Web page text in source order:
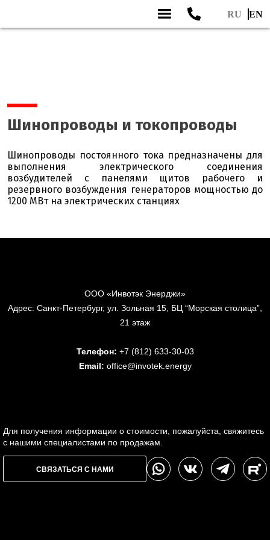
content
RU EN
Шинопроводы и токопроводы
Шинопроводы постоянного тока предназначены для
выполнения электрического соединения
возбудителей с панелями щитов рабочего и
резервного возбуждения генераторов мощностью до
1200 МВт на электрических станциях
ООО «Инвотэк Энерджи»
Адрес: Санкт-Петербург, ул. Зольная 15, БЦ “Морская столица”,
21 этаж
Телефон: +7 (812) 633-30-03
Email: office@invotek.energy
Для получения информации о стоимости, пожалуйста, свяжитесь
с нашими специалистами по продажам.
СВЯЗАТЬСЯ С НАМИ